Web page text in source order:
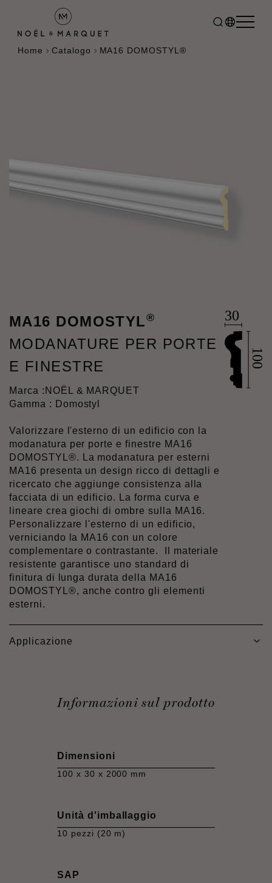
Home Catalogo MA16 DOMOSTYL®
MA16 DOMOSTYL®
MODANATURE PER PORTE
E FINESTRE
Marca : NOËL & MARQUET
Gamma : Domostyl
Valorizzare l'esterno di un edificio con la
modanatura per porte e finestre MA16
DOMOSTYL®. La modanatura per esterni
MA16 presenta un design ricco di dettagli e
ricercato che aggiunge consistenza alla
facciata di un edificio. La forma curva e
lineare crea giochi di ombre sulla MA16.
Personalizzare l'esterno di un edificio,
verniciando la MA16 con un colore
complementare o contrastante. Il materiale
resistente garantisce uno standard di
finitura di lunga durata della MA16
DOMOSTYL®, anche contro gli elementi
esterni.
Applicazione
Informazioni sul prodotto
Dimensioni
100 x 30 x 2000 mm
Unità d'imballaggio
10 pezzi (20 m)
SAP